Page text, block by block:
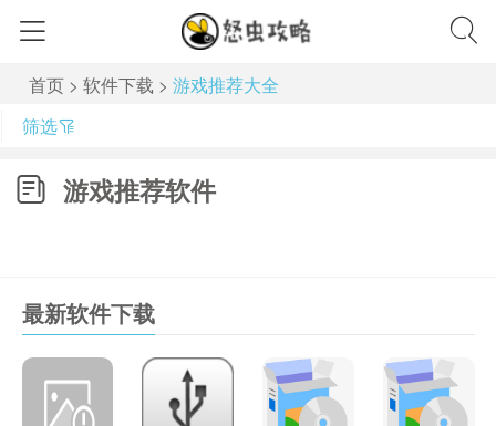
首页 > 软件下载 > 游戏推荐大全
筛选
游戏推荐软件
最新软件下载